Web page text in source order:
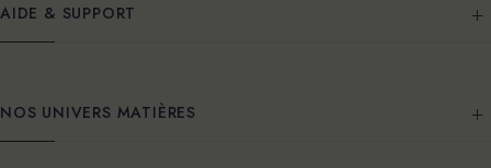
AIDE & SUPPORT
NOS UNIVERS MATIÈRES